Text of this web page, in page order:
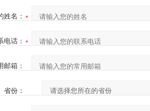
姓名：
电话：
邮箱：
省份：